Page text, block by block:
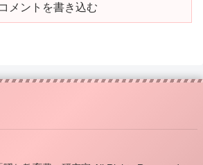
コメントを書き込む